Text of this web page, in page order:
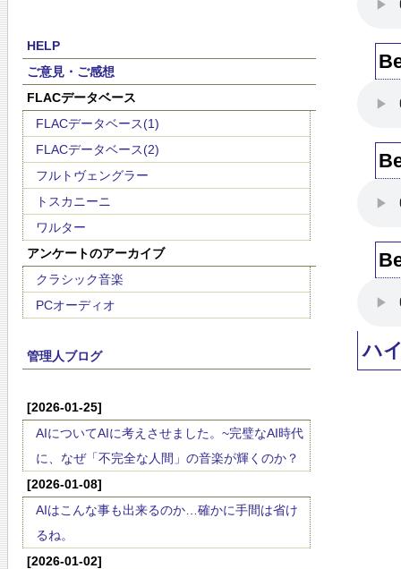
HELP
ご意見・ご感想
FLACデータベース
FLACデータベース(1)
FLACデータベース(2)
フルトヴェングラー
トスカニーニ
ワルター
アンケートのアーカイブ
クラシック音楽
PCオーディオ
管理人ブログ
[2026-01-25]
AIについてAIに考えさせました。~完璧なAI時代
に、なぜ「不完全な人間」の音楽が輝くのか？
[2026-01-08]
AIはこんな事も出来るのか…確かに手間は省け
るね。
[2026-01-02]
ハ